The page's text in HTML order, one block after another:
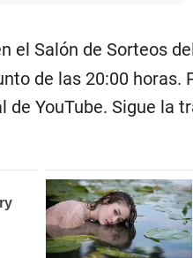
el Salón de Sorteos
de las 20:00
YouTube. Sigue la